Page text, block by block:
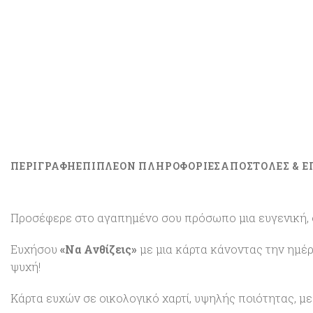
ΠΕΡΙΓΡΑΦΉΕΠΙΠΛΈΟΝ ΠΛΗΡΟΦΟΡΊΕΣΑΠΟΣΤΟΛΕΣ &
Προσέφερε στο αγαπημένο σου πρόσωπο μια ευγενική,
Ευχήσου «Να Ανθίζεις» με μια κάρτα κάνοντας την
ψυχή!
Κάρτα ευχών σε οικολογικό χαρτί, υψηλής ποιότητας,